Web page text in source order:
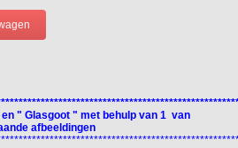
" Glasgoot " met behulp van 1 van
afbeeldingen